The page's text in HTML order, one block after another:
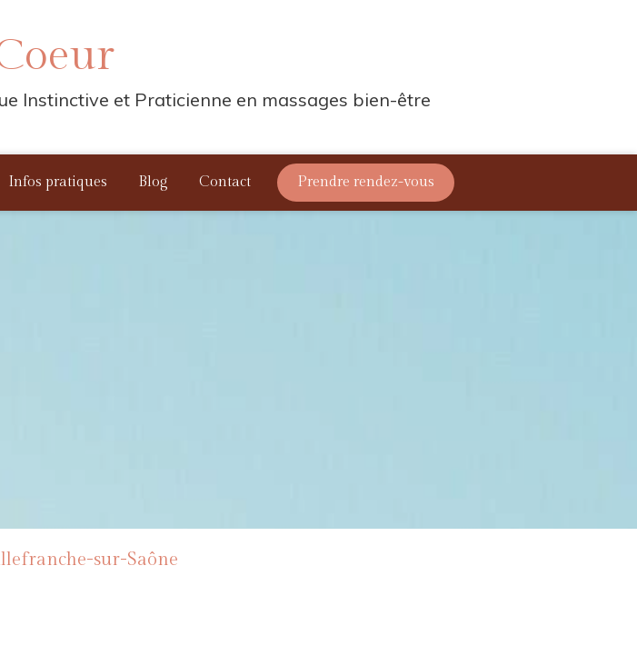
Instinctive et Praticienne en massages bien-être
Infos pratiques Blog Contact Prendre rendez-vous
sur-Saône